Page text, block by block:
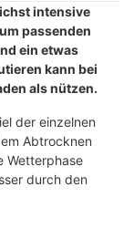
intensive
passenden
ein etwas
kann bei
als nützen.
der einzelnen
Abtrocknen
Wetterphase
durch den